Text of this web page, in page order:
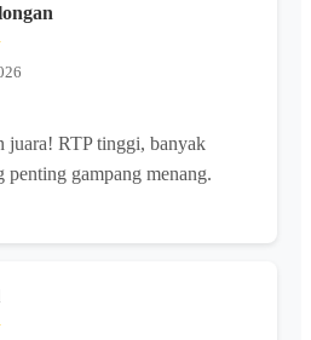
RTP tinggi, banyak
penting gampang menang.